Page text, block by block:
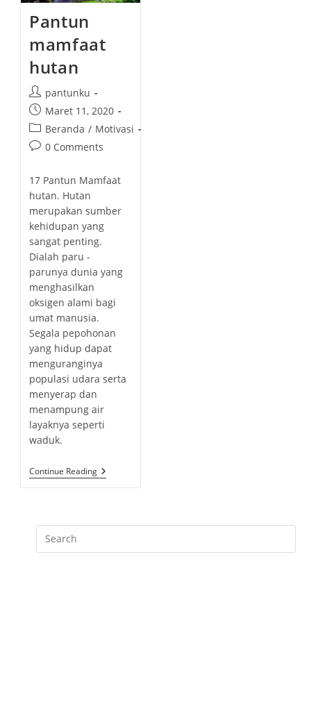
Pantun
mamfaat
hutan
P
o
s
t
a
t
h
o
r
:
pantunku
P
o
s
t
u
b
l
i
s
h
e
d
:
Maret 11, 2020
P
o
c
a
t
e
g
o
r
y
:
Beranda / Motivasi
P
s
t
o
m
m
e
n
t
s
:
0 Comments
17 Pantun Mamfaat
hutan. Hutan
merupakan sumber
kehidupan yang
sangat penting.
Dialah paru -
parunya dunia yang
menghasilkan
oksigen alami bagi
umat manusia.
Segala pepohonan
yang hidup dapat
menguranginya
populasi udara serta
menyerap dan
menampung air
layaknya seperti
waduk.
Continue ReadingP
A
M